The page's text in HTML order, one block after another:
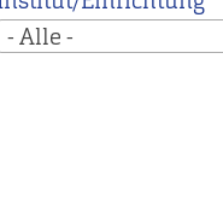
- Alle -